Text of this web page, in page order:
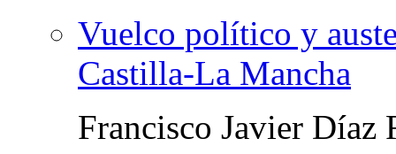
Vuelco político y
Castilla-La Mancha
Francisco Javier Díaz